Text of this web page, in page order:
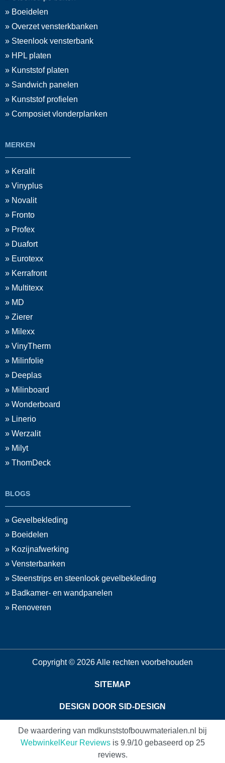
» Boeidelen
» Overzet vensterkbanken
» Steenlook vensterbank
» HPL platen
» Kunststof platen
» Sandwich panelen
» Kunststof profielen
» Composiet vlonderplanken
MERKEN
» Keralit
» Vinyplus
» Novalit
» Fronto
» Profex
» Duafort
» Eurotexx
» Kerrafront
» Multitexx
» MD
» Zierer
» Milexx
» VinyTherm
» Milinfolie
» Deeplas
» Milinboard
» Wonderboard
» Linerio
» Werzalit
» Milyt
» ThomDeck
BLOGS
» Gevelbekleding
» Boeidelen
» Kozijnafwerking
» Vensterbanken
» Steenstrips en steenlook gevelbekleding
» Badkamer- en wandpanelen
» Renoveren
Copyright © 2026 Alle rechten voorbehouden
SITEMAP
DESIGN DOOR SID-DESIGN
De waardering van mdkunststofbouwmaterialen.nl bij
WebwinkelKeur Reviewsis 9.9/10 gebaseerd op 25
reviews.